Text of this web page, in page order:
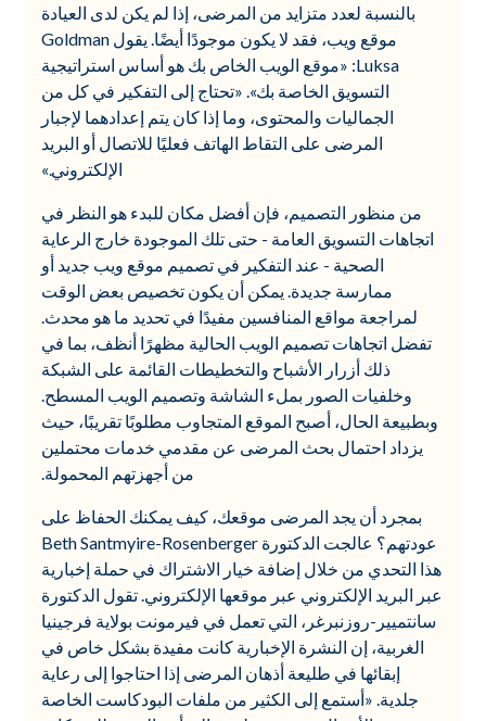
بالنسبة لعدد متزايد من المرضى، إذا لم يكن لدى العيادة
موقع ويب، فقد لا يكون موجودًا أيضًا. يقول Goldman
Luksa: «موقع الويب الخاص بك هو أساس استراتيجية
التسويق الخاصة بك». «تحتاج إلى التفكير في كل من
الجماليات والمحتوى، وما إذا كان يتم إعدادهما لإجبار
المرضى على التقاط الهاتف فعليًا للاتصال أو البريد
الإلكتروني.»
من منظور التصميم، فإن أفضل مكان للبدء هو النظر في
اتجاهات التسويق العامة - حتى تلك الموجودة خارج الرعاية
الصحية - عند التفكير في تصميم موقع ويب جديد أو
ممارسة جديدة. يمكن أن يكون تخصيص بعض الوقت
لمراجعة مواقع المنافسين مفيدًا في تحديد ما هو محدث.
تفضل اتجاهات تصميم الويب الحالية مظهرًا أنظف، بما في
ذلك أزرار الأشباح والتخطيطات القائمة على الشبكة
وخلفيات الصور بملء الشاشة وتصميم الويب المسطح.
وبطبيعة الحال، أصبح الموقع المتجاوب مطلوبًا تقريبًا، حيث
يزداد احتمال بحث المرضى عن مقدمي خدمات محتملين
من أجهزتهم المحمولة.
بمجرد أن يجد المرضى موقعك، كيف يمكنك الحفاظ على
عودتهم؟ عالجت الدكتورة Beth Santmyire-Rosenberger
هذا التحدي من خلال إضافة خيار الاشتراك في حملة إخبارية
عبر البريد الإلكتروني عبر موقعها الإلكتروني. تقول الدكتورة
سانتميير-روزنبرغر، التي تعمل في فيرمونت بولاية فرجينيا
الغربية، إن النشرة الإخبارية كانت مفيدة بشكل خاص في
إبقائها في طليعة أذهان المرضى إذا احتاجوا إلى رعاية
جلدية. «أستمع إلى الكثير من ملفات البودكاست الخاصة